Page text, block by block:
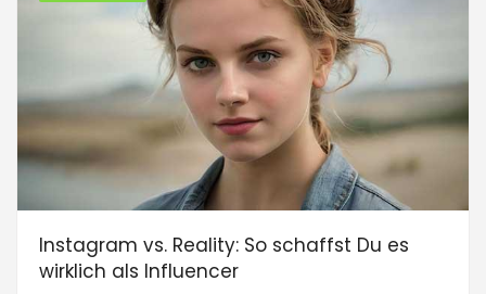
Instagram vs. Reality: So schaffst Du es
wirklich als Influencer